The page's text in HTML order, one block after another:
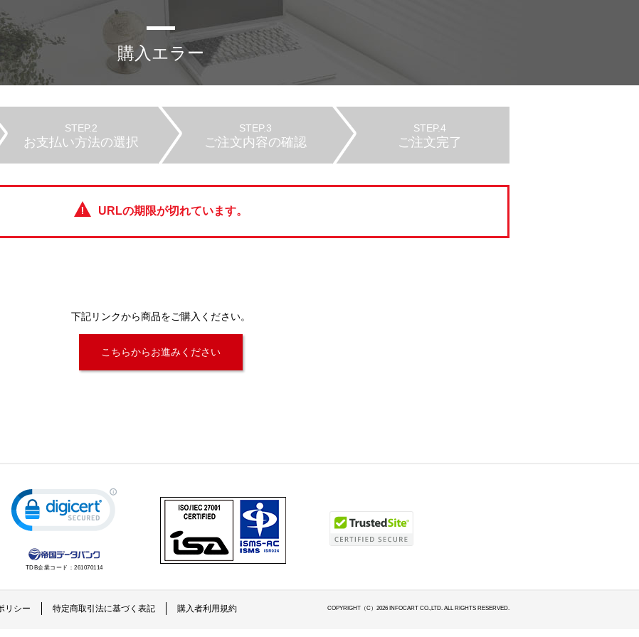
購入エラー
STEP.2
お支払い方法の選択
STEP.3
ご注文内容の確認
STEP.4
ご注文完了
URLの期限が切れています。
下記リンクから商品をご購入ください。
こちらからお進みください
TDB企業コード： 261070114
リシー 特定商取引法に基づく表記 購入者利用規約 COPYRIGHT（C）2026 INFOCART CO.,LTD. ALL RIGHTS RESERVED.